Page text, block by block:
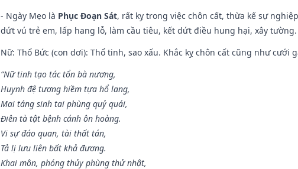
- Ngày Mẹo là Phục Đoạn Sát, rất kỵ trong việc chôn cất, thừa kế sự
dứt vú trẻ em, lấp hang lỗ, làm cầu tiêu, kết dứt điều hung hại, xây tường.
Nữ: Thổ Bức (con dơi): Thổ tinh, sao xấu. Khắc kỵ chôn cất cũng như cưới
“Nữ tinh tạo tác tổn bà nương,
Huynh đệ tương hiềm tựa hổ lang,
Mai táng sinh tai phùng quỷ quái,
Điên tà tật bệnh cánh ôn hoàng.
Vi sự đáo quan, tài thất tán,
Tả lị lưu liên bất khả đương.
Khai môn, phóng thủy phùng thử nhật,